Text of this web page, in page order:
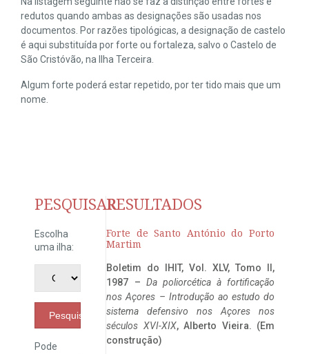
redutos quando ambas as designações são usadas nos
documentos. Por razões tipológicas, a designação de castelo
é aqui substituída por forte ou fortaleza, salvo o Castelo de
São Cristóvão, na Ilha Terceira.
Algum forte poderá estar repetido, por ter tido mais que um
nome.
PESQUISAR
Escolha
uma ilha:
Pesquisar
Pode
RESULTADOS
Forte de Santo António do Porto
Martim
Boletim do IHIT, Vol. XLV, Tomo II,
1987 – Da poliorcética à fortificação
nos Açores – Introdução ao estudo do
sistema defensivo nos Açores nos
séculos XVI-XIX, Alberto Vieira. (Em
construção)